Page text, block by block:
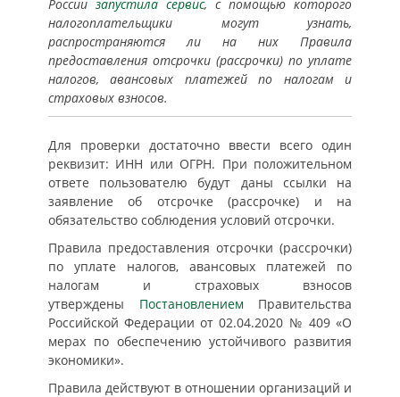
России запустила сервис, с помощью которого
налогоплательщики могут узнать,
распространяются ли на них Правила
предоставления отсрочки (рассрочки) по уплате
налогов, авансовых платежей по налогам и
страховых взносов.
Для проверки достаточно ввести всего один
реквизит: ИНН или ОГРН. При положительном
ответе пользователю будут даны ссылки на
заявление об отсрочке (рассрочке) и на
обязательство соблюдения условий отсрочки.
Правила предоставления отсрочки (рассрочки)
по уплате налогов, авансовых платежей по
налогам и страховых взносов
утверждены Постановлением Правительства
Российской Федерации от 02.04.2020 № 409 «О
мерах по обеспечению устойчивого развития
экономики».
Правила действуют в отношении организаций и